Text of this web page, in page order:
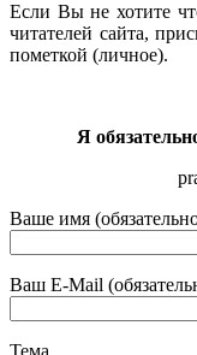
Если Вы не хотите
читателей сайта,
пометкой (личное).
Я
Ваше имя
Ваш E-Mail